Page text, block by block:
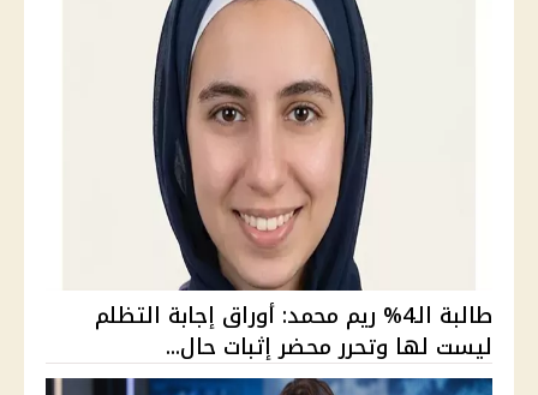
طالبة الـ4% ريم محمد: أوراق إجابة التظلم
ليست لها وتحرر محضر إثبات حال...